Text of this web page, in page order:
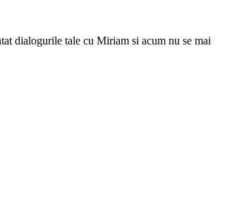
dialogurile tale cu Miriam si acum nu se mai